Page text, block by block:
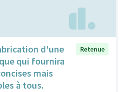
d'une
qui fournira
mais
à tous.
Retenue